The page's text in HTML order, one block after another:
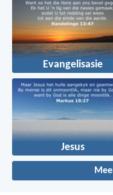
Evangelisasie
Jesus